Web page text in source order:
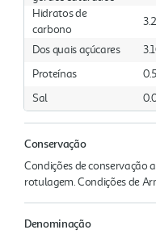
Hidratos de
carbono
Dos quais açúcares
Proteínas
Sal
Conservação
Condições de conservação
rotulagem. Condições de
Denominação